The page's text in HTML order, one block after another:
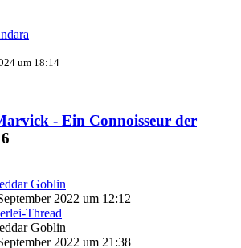
um 18:14
- Ein Connoisseur der
6
Goblin
2022 um 12:12
Thread
Goblin
2022 um 21:38